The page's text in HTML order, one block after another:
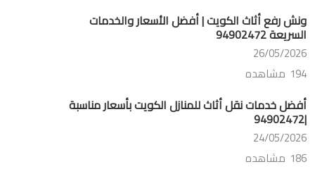
ونش رفع أثاث الكويت | أفضل الأسعار والخدمات
السريعة 94902472
26/05/2026
194 مشاهده
أفضل خدمات نقل أثاث للمنازل الكويت بأسعار مناسبة
|94902472
24/05/2026
186 مشاهده